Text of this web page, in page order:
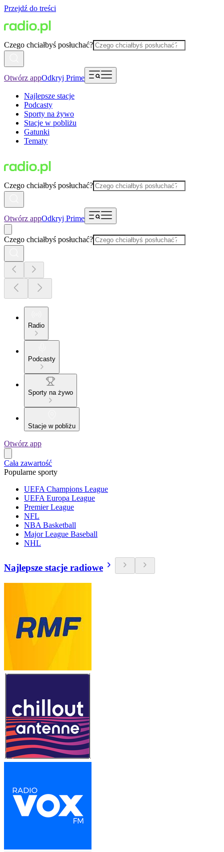
Przejdź do treści
Czego chciałbyś posłuchać?
Otwórz appOdkryj Prime
Najlepsze stacje
Podcasty
Sporty na żywo
Stacje w pobliżu
Gatunki
Tematy
Czego chciałbyś posłuchać?
Otwórz appOdkryj Prime
Czego chciałbyś posłuchać?
Radio
Podcasty
Sporty na żywo
Stacje w pobliżu
Otwórz app
Cała zawartość
Popularne sporty
UEFA Champions League
UEFA Europa League
Premier League
NFL
NBA Basketball
Major League Baseball
NHL
Najlepsze stacje radiowe